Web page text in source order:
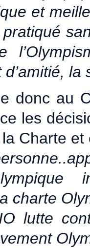
et
d’amitié,
donc au
les
la Charte
charte
lutte